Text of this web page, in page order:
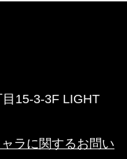
15-3-3F LIGHT
ラに関するお問い